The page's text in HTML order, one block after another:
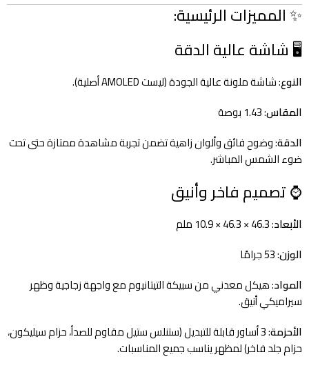
✨ المميزات الرئيسية:
🖥️ شاشة عالية الدقة
النوع: شاشة ملونة عالية الجودة (ليست AMOLED أصلية).
المقاس: 1.43 بوصة
الدقة: وضوح فائق وألوان زاهية تضمن تجربة مشاهدة ممتازة حتى تحت
ضوء الشمس المباشر.
⌚ تصميم فاخر وأنيق
الأبعاد: 46.3 × 46.3 × 10.9 ملم
الوزن: 53 جرامًا
المواد: هيكل معدني من سبيكة التيتانيوم مع واجهة زجاجية وظهر
سيراميكي أنيق.
الأحزمة : 3 أساور قابلة للتبديل (ستنلس ستيل مقاوم للصدأ، حزام سيليكون،
حزام جلد فاخر) لمظهر يناسب جميع المناسبات.